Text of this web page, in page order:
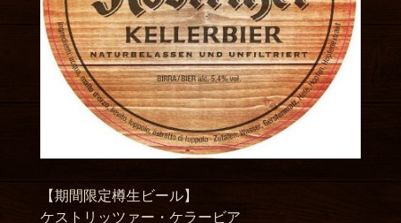
【期間限定樽生ビール】
ケストリッツァー・ケラービア